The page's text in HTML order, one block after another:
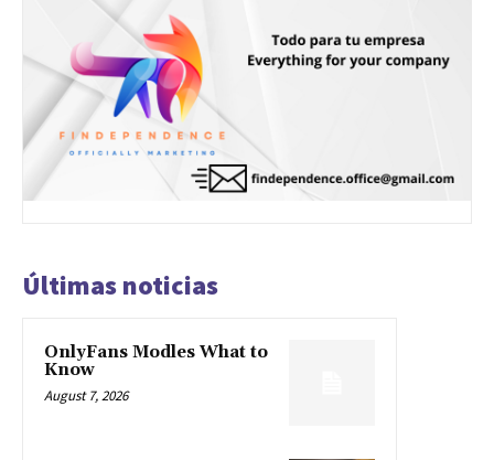
Últimas noticias
OnlyFans Modles What to
Know
August 7, 2026